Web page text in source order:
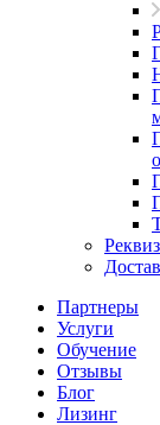
Партнеры
Услуги
Обучение
Отзывы
Блог
Лизинг